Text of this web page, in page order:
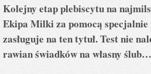
Kolejny etap plebiscytu na
Ekipa Milki za pomocą
zasługuje na ten tytuł. Test nie
rawian świadków na własny ślub…